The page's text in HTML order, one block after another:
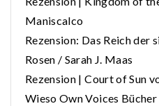
Maniscalco
Rezension: Das Reich der
Rosen / Sarah J. Maas
Rezension | Court of Sun
Wieso Own Voices